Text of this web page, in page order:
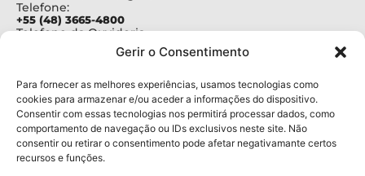
Gerir o Consentimento
Para fornecer as melhores experiências, usamos tecnologias como
cookies para armazenar e/ou aceder a informações do dispositivo.
Consentir com essas tecnologias nos permitirá processar dados, como
comportamento de navegação ou IDs exclusivos neste site. Não
consentir ou retirar o consentimento pode afetar negativamante certos
recursos e funções.
Telefone:
+55 (48) 3665-4800
Telefone da Ouvidoria
Para assuntos relacionados à Pesquisa
pesquisa@fapesc.sc.gov.br
Para assuntos relacionados à Inovação
inovacao@fapesc.sc.gov.br
Para assuntos relacionados à Bolsas
bolsas@fapesc.sc.gov.br
Para assuntos relacionados à Prestação de Contas